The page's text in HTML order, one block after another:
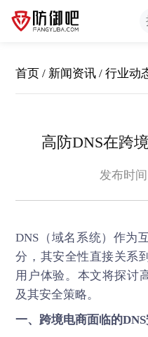
首页 / 新闻资讯 /行业动
高防DNS在跨
发布时
DNS（域名系统）作为
分，其安全性直接关系
用户体验。本文将探讨
及其安全策略。
一、跨境电商面临的